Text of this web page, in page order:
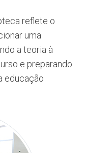
reflete o
uma
a teoria à
e preparando
educação